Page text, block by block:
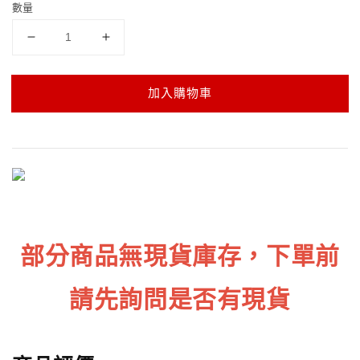
數量
加入購物車
部分商品無現貨庫存，下單前
請先詢問是否有現貨